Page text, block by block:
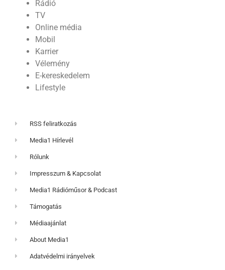
Rádió
TV
Online média
Mobil
Karrier
Vélemény
E-kereskedelem
Lifestyle
RSS feliratkozás
Media1 Hírlevél
Rólunk
Impresszum & Kapcsolat
Media1 Rádióműsor & Podcast
Támogatás
Médiaajánlat
About Media1
Adatvédelmi irányelvek